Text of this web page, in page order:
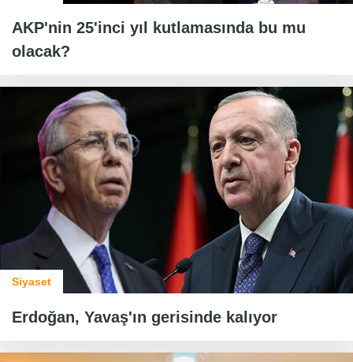
AKP'nin 25'inci yıl kutlamasında bu mu
olacak?
Siyaset
Erdoğan, Yavaş'ın gerisinde kalıyor